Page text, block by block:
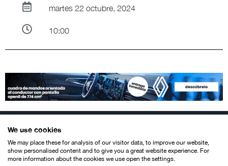
martes 22 octubre, 2024
10:00
We use cookies
We may place these for analysis of our visitor data, to improve our website,
show personalised content and to give you a great website experience. For
more information about the cookies we use open the settings.